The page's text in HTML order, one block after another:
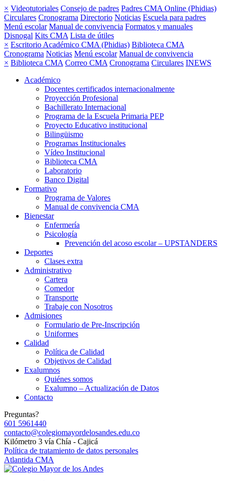
× Videotutoriales Consejo de padres Padres CMA Online (Phidias)
Circulares Cronograma Directorio Noticias Escuela para padres
Menú escolar Manual de convivencia Formatos y manuales
Disnogal Kits CMA Lista de útiles
× Escritorio Académico CMA (Phidias) Biblioteca CMA
Cronograma Noticias Menú escolar Manual de convivencia
× Biblioteca CMA Correo CMA Cronograma Circulares INEWS
Académico
Docentes certificados internacionalmente
Proyección Profesional
Bachillerato Internacional
Programa de la Escuela Primaria PEP
Proyecto Educativo institucional
Bilingüismo
Programas Institucionales
Vídeo Institucional
Biblioteca CMA
Laboratorio
Banco Digital
Formativo
Programa de Valores
Manual de convivencia CMA
Bienestar
Enfermería
Psicología
Prevención del acoso escolar – UPSTANDERS
Deportes
Clases extra
Administrativo
Cartera
Comedor
Transporte
Trabaje con Nosotros
Admisiones
Formulario de Pre-Inscripción
Uniformes
Calidad
Política de Calidad
Objetivos de Calidad
Exalumnos
Quiénes somos
Exalumno – Actualización de Datos
Contacto
Preguntas?
601 5961440
contacto@colegiomayordelosandes.edu.co
Kilómetro 3 vía Chía - Cajicá
Política de tratamiento de datos personales
Atlantida CMA